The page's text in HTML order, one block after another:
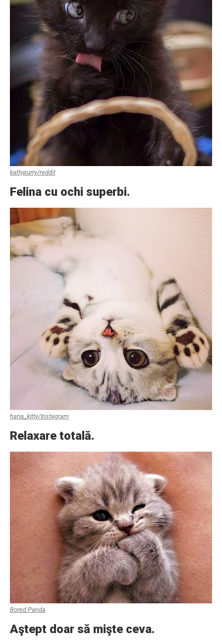
kattypurry/reddit
Felina cu ochi superbi.
hana_kitty/Instagram
Relaxare totală.
Bored Panda
Aştept doar să mişte ceva.